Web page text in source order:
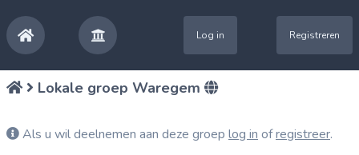
Log in Registreren
Lokale groep Waregem
Als u wil deelnemen aan deze groep log in ofregistreer.